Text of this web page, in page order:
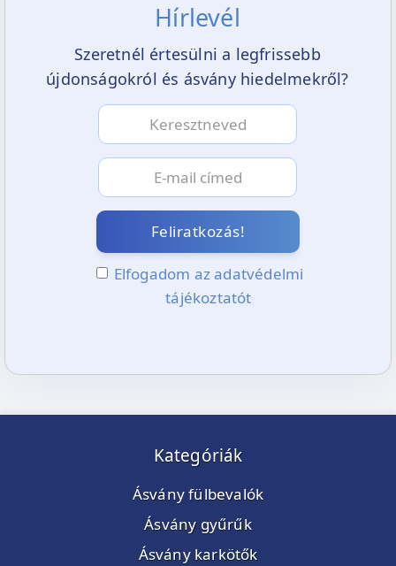
Hírlevél
Szeretnél értesülni a legfrissebb
újdonságokról és ásvány hiedelmekről?
Feliratkozás!
Elfogadom az adatvédelmi
tájékoztatót
Kategóriák
Ásvány fülbevalók
Ásvány gyűrűk
Ásvány karkötők